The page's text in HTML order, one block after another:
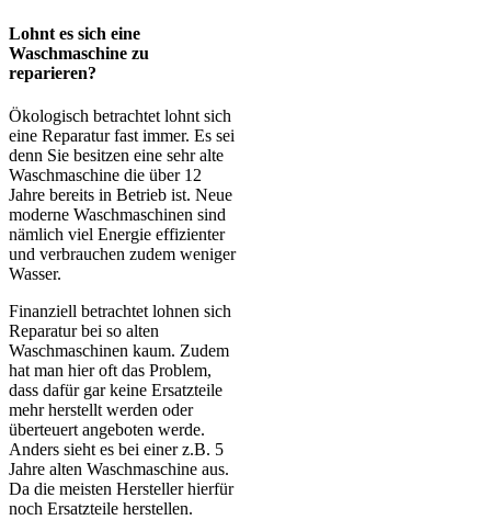
Lohnt es sich eine
Waschmaschine zu
reparieren?
Ökologisch betrachtet lohnt sich
eine Reparatur fast immer. Es sei
denn Sie besitzen eine sehr alte
Waschmaschine die über 12
Jahre bereits in Betrieb ist. Neue
moderne Waschmaschinen sind
nämlich viel Energie effizienter
und verbrauchen zudem weniger
Wasser.
Finanziell betrachtet lohnen sich
Reparatur bei so alten
Waschmaschinen kaum. Zudem
hat man hier oft das Problem,
dass dafür gar keine Ersatzteile
mehr herstellt werden oder
überteuert angeboten werde.
Anders sieht es bei einer z.B. 5
Jahre alten Waschmaschine aus.
Da die meisten Hersteller hierfür
noch Ersatzteile herstellen.